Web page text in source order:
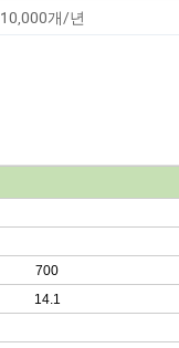
10,000개/년
700
14.1